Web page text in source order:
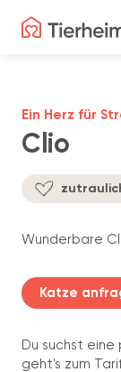
Clio
Ein Herz für
Wunderbare
Katze
Du suchst eine
geht's zum